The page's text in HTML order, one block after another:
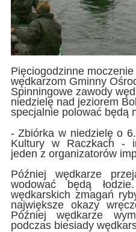
Pięciogodzinne
wędkarzom Gminny
Spinningowe zawody
niedzielę nad jeziorem
specjalnie polować będą
- Zbiórka w niedzielę o
Kultury w Raczkach -
jeden z organizatorów
Później wędkarze
wodować będą
wędkarskich zmagań
największe okazy
Później wędkarze
podczas biesiady